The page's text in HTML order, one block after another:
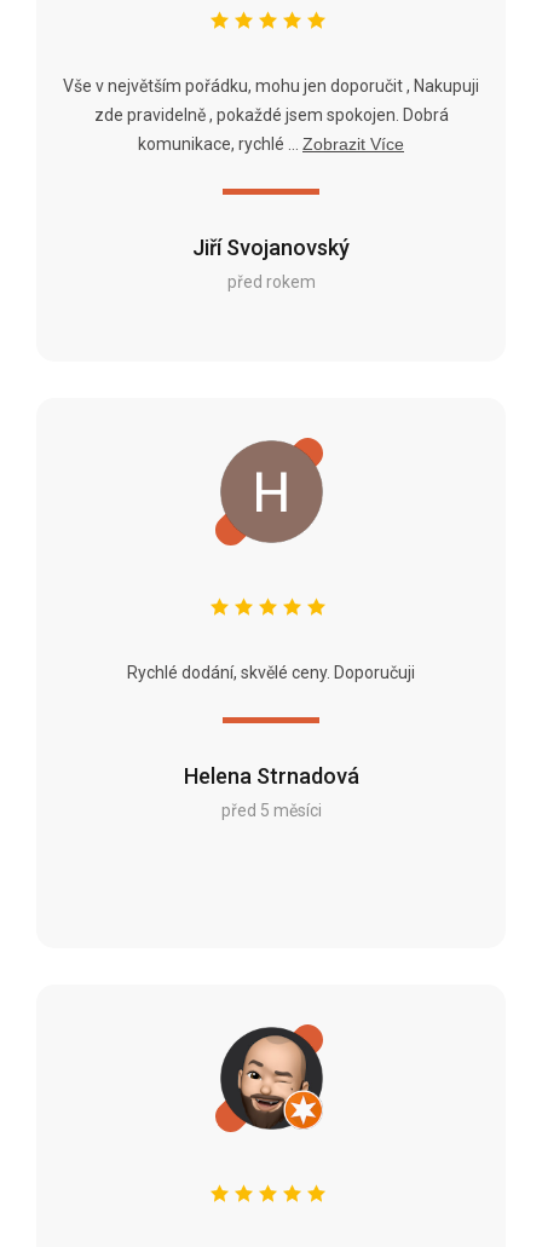
Jiří Svojanovský
před rokem
Vše v největším pořádku, mohu jen doporučit , Nakupuji
zde pravidelně , pokaždé jsem spokojen. Dobrá
komunikace, rychlé ...
Zobrazit Více
Helena Strnadová
před 5 měsíci
Rychlé dodání, skvělé ceny. Doporučuji